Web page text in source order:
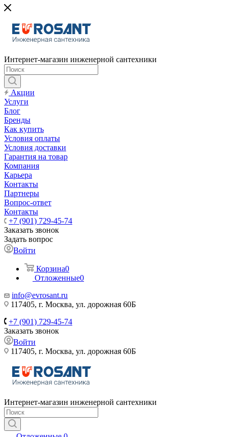
Интернет-магазин инженерной сантехники
Акции
Услуги
Блог
Бренды
Как купить
Условия оплаты
Условия доставки
Гарантия на товар
Компания
Карьера
Контакты
Партнеры
Вопрос-ответ
Контакты
+7 (901) 729-45-74
Заказать звонок
Задать вопрос
Войти
Корзина0
Отложенные0
info@evrosant.ru
117405, г. Москва, ул. дорожная 60Б
+7 (901) 729-45-74
Заказать звонок
Войти
117405, г. Москва, ул. дорожная 60Б
Интернет-магазин инженерной сантехники